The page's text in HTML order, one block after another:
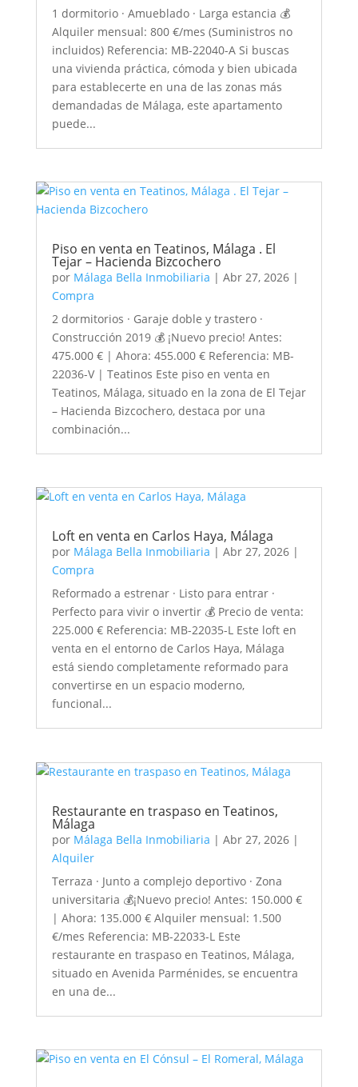
1 dormitorio · Amueblado · Larga estancia 💰
Alquiler mensual: 800 €/mes (Suministros no
incluidos) Referencia: MB-22040-A Si buscas
una vivienda práctica, cómoda y bien ubicada
para establecerte en una de las zonas más
demandadas de Málaga, este apartamento
puede...
Piso en venta en Teatinos, Málaga . El
Tejar – Hacienda Bizcochero
por Málaga Bella Inmobiliaria | Abr 27, 2026|
Compra
2 dormitorios · Garaje doble y trastero ·
Construcción 2019 💰 ¡Nuevo precio! Antes:
475.000 € | Ahora: 455.000 € Referencia: MB-
22036-V | Teatinos Este piso en venta en
Teatinos, Málaga, situado en la zona de El Tejar
– Hacienda Bizcochero, destaca por una
combinación...
Loft en venta en Carlos Haya, Málaga
por Málaga Bella Inmobiliaria | Abr 27, 2026|
Compra
Reformado a estrenar · Listo para entrar ·
Perfecto para vivir o invertir 💰 Precio de venta:
225.000 € Referencia: MB-22035-L Este loft en
venta en el entorno de Carlos Haya, Málaga
está siendo completamente reformado para
convertirse en un espacio moderno,
funcional...
Restaurante en traspaso en Teatinos,
Málaga
por Málaga Bella Inmobiliaria | Abr 27, 2026|
Alquiler
Terraza · Junto a complejo deportivo · Zona
universitaria 💰¡Nuevo precio! Antes: 150.000 €
| Ahora: 135.000 € Alquiler mensual: 1.500
€/mes Referencia: MB-22033-L Este
restaurante en traspaso en Teatinos, Málaga,
situado en Avenida Parménides, se encuentra
en una de...